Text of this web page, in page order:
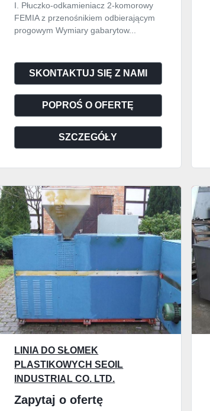
I. Płuczko-odkamieniacz 2-komorowy
FEMIA z przenośnikiem odbierającym
progowym Wymiary gabarytow...
SKONTAKTUJ SIĘ Z NAMI
POPROŚ O OFERTĘ
SZCZEGÓŁY
LINIA DO SŁOMEK
PLASTIKOWYCH SEOIL
INDUSTRIAL CO. LTD.
Zapytaj o ofertę